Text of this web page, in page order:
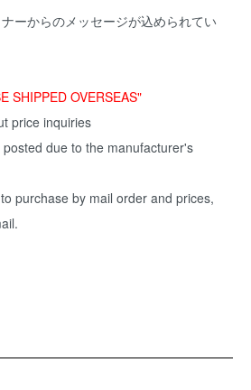
ーからのメッセージが込められてい
SHIPPED OVERSEAS"
price inquiries
due to the manufacturer's
purchase by mail order and prices,